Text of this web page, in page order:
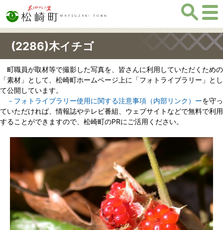
(2286)木イチゴ
町職員が取材等で撮影した写真を、皆さんに利用していただくための
「素材」として、松崎町ホームページ上に「フォトライブラリー」とし
て公開しています。
－フォトライブラリー使用に関する注意事項（内部リンク）ーを守っ
ていただければ、情報誌やテレビ番組、ウェブサイトなどで無料で利用
することができますので、松崎町のPRにご活用ください。